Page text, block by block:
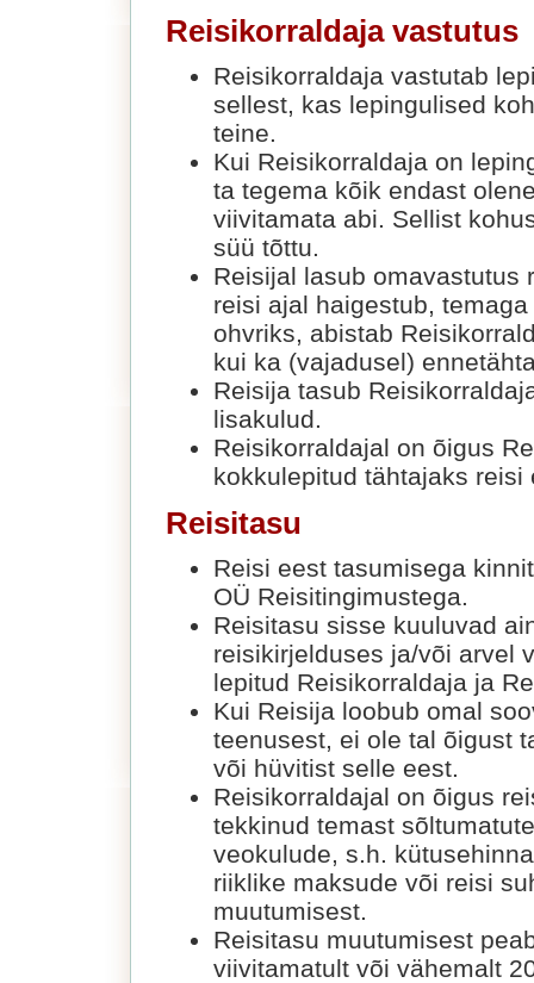
Reisikorraldaja vastutus
Reisikorraldaja vastutab
sellest, kas lepingulised
teine.
Kui Reisikorraldaja on
ta tegema kõik endast
viivitamata abi. Sellist
süü tõttu.
Reisijal lasub omavastutus
reisi ajal haigestub,
ohvriks, abistab
kui ka (vajadusel)
Reisija tasub
lisakulud.
Reisikorraldajal on õigus
kokkulepitud tähtajaks reisi
Reisitasu
Reisi eest tasumisega
OÜ Reisitingimustega.
Reisitasu sisse kuuluvad
reisikirjelduses ja/või arvel
lepitud Reisikorraldaja ja
Kui Reisija loobub omal
teenusest, ei ole tal õigust
või hüvitist selle eest.
Reisikorraldajal on õigus
tekkinud temast
veokulude, s.h.
riiklike maksude või reisi
muutumisest.
Reisitasu muutumisest
viivitamatult või vähemalt